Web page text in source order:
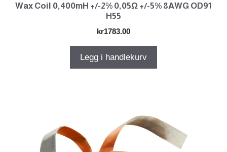
Wax Coil 0,400mH +/-2% 0,05Ω +/-5% 8AWG OD91
H55
kr1783.00
Legg i handlekurv